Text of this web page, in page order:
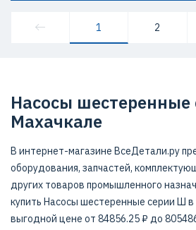
1 2
Насосы
Махачкале
В интернет-магазине ВсеДетали.ру
оборудования, запчастей,
других товаров промышленного
купить Насосы шестеренные серии Ш в
выгодной цене от 84856.25 ₽ до